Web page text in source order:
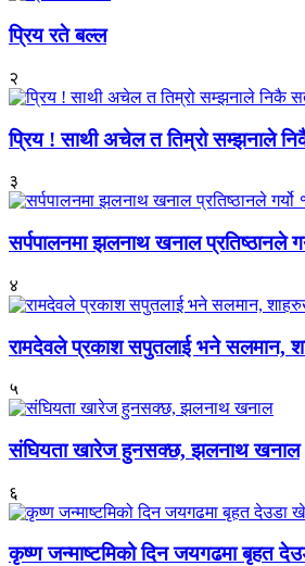
प्रिय रते बल्ल
२
प्रिय ! साथी अचेल त तिम्रो सम्झनाले
३
सर्पपालनमा झलनाथ खनाल प्रतिष्ठानले
४
रामदेवले प्रकाश सपुतलाई भने सलमान,
५
संघियता खारेज हुनसक्छ, झलनाथ खनाल
६
कृष्ण जन्माष्टमिको दिन जयगढमा बृहत